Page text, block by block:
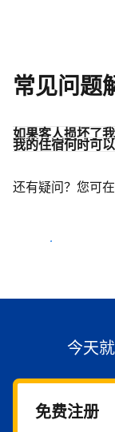
常见问题
如果客人损坏了
我的住宿何时可
还有疑问？您可
开始迎客
今天
免费注册